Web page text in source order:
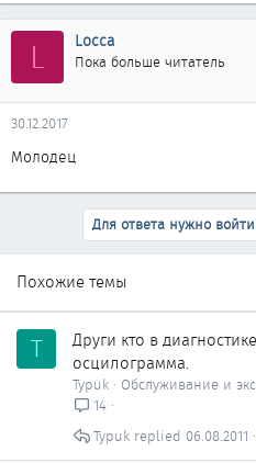
L Locca
Пока больше читатель
30.12.2017
Молодец
Для ответа нужно
Похожие темы
T
Други кто в
осцилограмма.
Typuk
Обслуживание и
14
06.08.2011
Typuk